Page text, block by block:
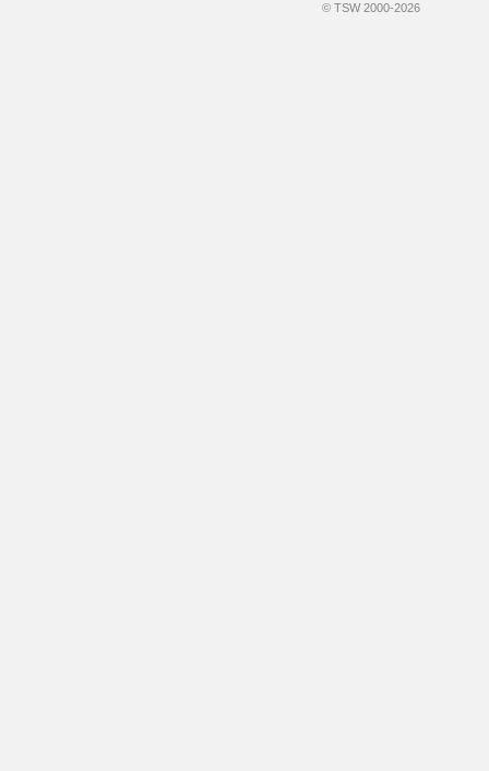
© TSW 2000-2026